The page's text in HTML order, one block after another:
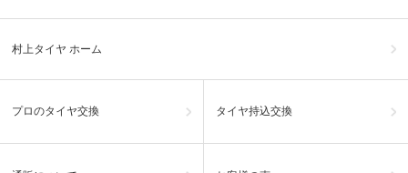
村上タイヤ ホーム
プロのタイヤ交換 タイヤ持込交換